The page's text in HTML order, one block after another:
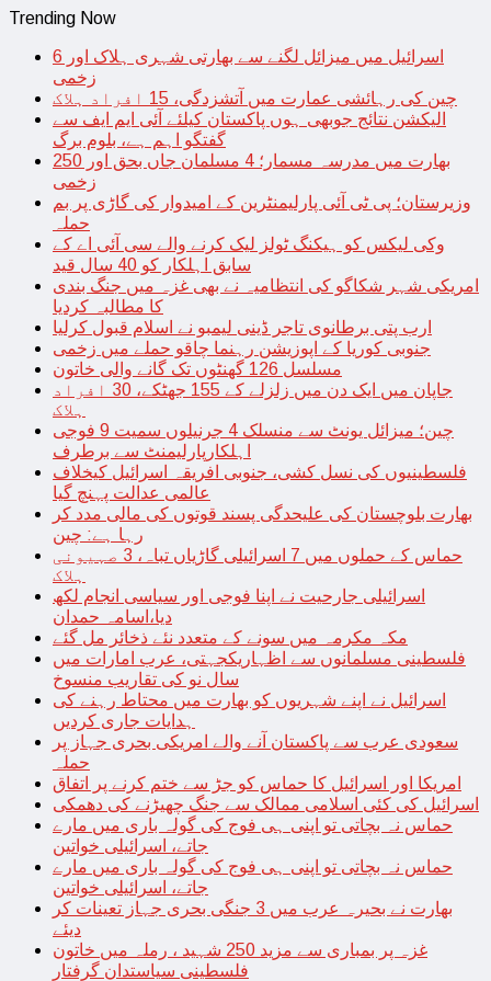
Trending Now
اسرائیل میں میزائل لگنے سے بھارتی شہری ہلاک اور 6
زخمی
چین کی رہائشی عمارت میں آتشزدگی، 15 افراد ہلاک
الیکشن نتائج جوبھی ہوں پاکستان کیلئے آئی ایم ایف سے
گفتگو اہم ہے، بلوم برگ
بھارت میں مدرسہ مسمار؛ 4 مسلمان جاں بحق اور 250
زخمی
وزیرستان؛ پی ٹی آئی پارلیمنٹرین کے امیدوار کی گاڑی پر بم
حملہ
وکی لیکس کو ہیکنگ ٹولز لیک کرنے والے سی آئی اے کے
سابق اہلکار کو 40 سال قید
امریکی شہر شکاگو کی انتظامیہ نے بھی غزہ میں جنگ بندی
کا مطالبہ کردیا
ارب پتی برطانوی تاجر ڈینی لیمبو نے اسلام قبول کرلیا
جنوبی کوریا کے اپوزیشن رہنما چاقو حملے میں زخمی
مسلسل 126 گھنٹوں تک گانے والی خاتون
جاپان میں ایک دن میں زلزلے کے 155 جھٹکے، 30 افراد
ہلاک
چین؛ میزائل یونٹ سے منسلک 4 جرنیلوں سمیت 9 فوجی
اہلکارپارلیمنٹ سے برطرف
فلسطینیوں کی نسل کشی، جنوبی افریقہ اسرائیل کیخلاف
عالمی عدالت پہنچ گیا
بھارت بلوچستان کی علیحدگی پسند قوتوں کی مالی مدد کر
رہا ہے: چین
حماس کے حملوں میں 7 اسرائیلی گاڑیاں تباہ، 3 صہیونی
ہلاک
اسرائیلی جارحیت نے اپنا فوجی اور سیاسی انجام لکھ
دیا،اسامہ حمدان
مکہ مکرمہ میں سونے کے متعدد نئے ذخائر مل گئے
فلسطینی مسلمانوں سے اظہاریکجہتی، عرب امارات میں
سال نو کی تقاریب منسوخ
اسرائیل نے اپنے شہریوں کو بھارت میں محتاط رہنے کی
ہدایات جاری کردیں
سعودی عرب سے پاکستان آنے والے امریکی بحری جہاز پر
حملہ
امریکا اور اسرائیل کا حماس کو جڑ سے ختم کرنے پر اتفاق
اسرائیل کی کئی اسلامی ممالک سے جنگ چھیڑنے کی دھمکی
حماس نہ بچاتی تو اپنی ہی فوج کی گولہ باری میں مارے
جاتے، اسرائیلی خواتین
حماس نہ بچاتی تو اپنی ہی فوج کی گولہ باری میں مارے
جاتے، اسرائیلی خواتین
بھارت نے بحیرہ عرب میں 3 جنگی بحری جہاز تعینات کر
دیئے
غزہ پر بمباری سے مزید 250 شہید ، رملہ میں خاتون
فلسطینی سیاستدان گرفتار